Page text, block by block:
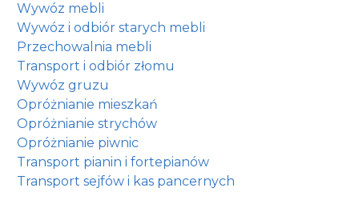
Wywóz mebli
Wywóz i odbiór starych mebli
Przechowalnia mebli
Transport i odbiór złomu
Wywóz gruzu
Opróżnianie mieszkań
Opróżnianie strychów
Opróżnianie piwnic
Transport pianin i fortepianów
Transport sejfów i kas pancernych